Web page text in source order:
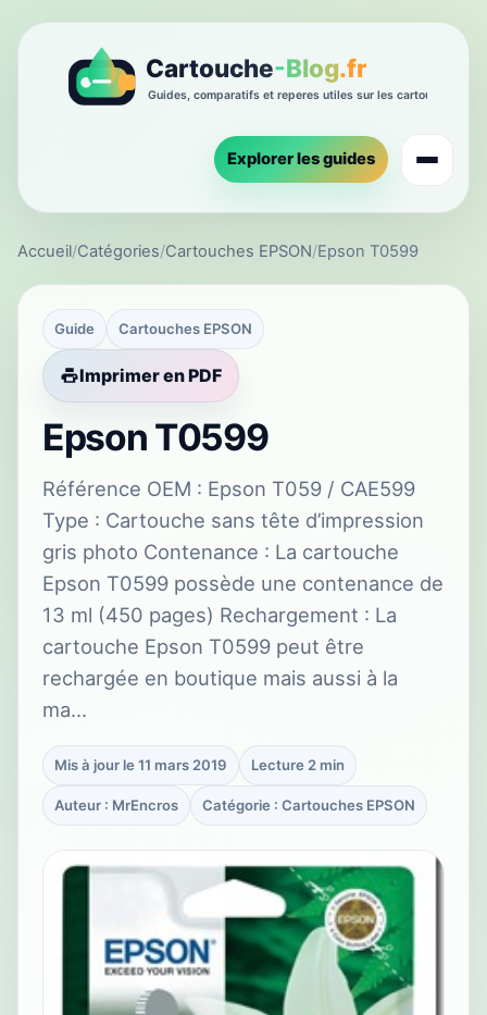
Explorer les guides
Accueil/Catégories/Cartouches EPSON/Epson T0599
Guide Cartouches EPSON
Imprimer en PDF
Epson T0599
Référence OEM : Epson T059 / CAE599
Type : Cartouche sans tête d’impression
gris photo Contenance : La cartouche
Epson T0599 possède une contenance de
13 ml (450 pages) Rechargement : La
cartouche Epson T0599 peut être
rechargée en boutique mais aussi à la
ma…
Mis à jour le 11 mars 2019 Lecture 2 min
Auteur : MrEncros Catégorie : Cartouches EPSON